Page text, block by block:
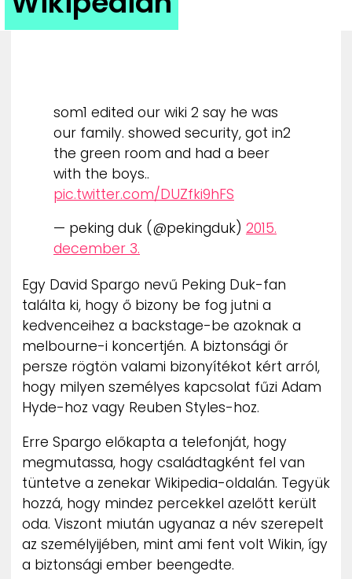
ZENE
som1 edited our wiki 2 say he was
our family. showed security, got in2
the green room and had a beer
with the boys..
pic.twitter.com/DUZfki9hFS
— peking duk (@pekingduk) 2015.
december 3.
Egy David Spargo nevű Peking Duk-fan
találta ki, hogy ő bizony be fog jutni a
kedvenceihez a backstage-be azoknak a
melbourne-i koncertjén. A biztonsági őr
persze rögtön valami bizonyítékot kért arról,
hogy milyen személyes kapcsolat fűzi Adam
Hyde-hoz vagy Reuben Styles-hoz.
Erre Spargo előkapta a telefonját, hogy
megmutassa, hogy családtagként fel van
tüntetve a zenekar Wikipedia-oldalán. Tegyük
hozzá, hogy mindez percekkel azelőtt került
oda. Viszont miután ugyanaz a név szerepelt
az személyijében, mint ami fent volt Wikin, így
a biztonsági ember beengedte.